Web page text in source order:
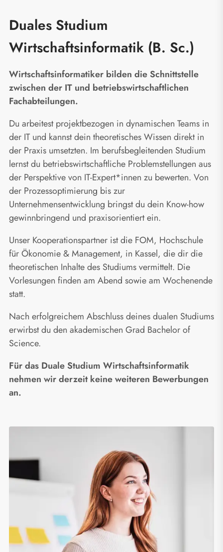
Duales Studium
Wirtschaftsinformatik (B. Sc.)
Wirtschaftsinformatiker bilden die Schnittstelle
zwischen der IT und betriebswirtschaftlichen
Fachabteilungen.
Du arbeitest projektbezogen in dynamischen Teams in
der IT und kannst dein theoretisches Wissen direkt in
der Praxis umsetzten. Im berufsbegleitenden Studium
lernst du betriebswirtschaftliche Problemstellungen aus
der Perspektive von IT-Expert*innen zu bewerten. Von
der Prozessoptimierung bis zur
Unternehmensentwicklung bringst du dein Know-how
gewinnbringend und praxisorientiert ein.
Unser Kooperationspartner ist die FOM, Hochschule
für Ökonomie & Management, in Kassel, die dir die
theoretischen Inhalte des Studiums vermittelt. Die
Vorlesungen finden am Abend sowie am Wochenende
statt.
Nach erfolgreichem Abschluss deines dualen Studiums
erwirbst du den akademischen Grad Bachelor of
Science.
Für das Duale Studium Wirtschaftsinformatik
nehmen wir derzeit keine weiteren Bewerbungen
an.